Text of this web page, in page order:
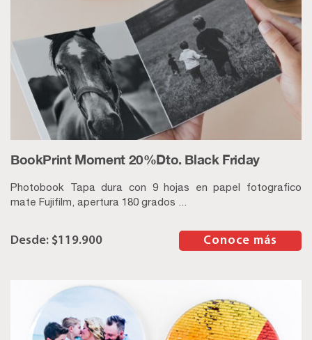
BookPrint Moment 20%Dto. Black Friday
Photobook Tapa dura con 9 hojas en papel fotografico
mate Fujifilm, apertura 180 grados ...
$119.900 Conoce más